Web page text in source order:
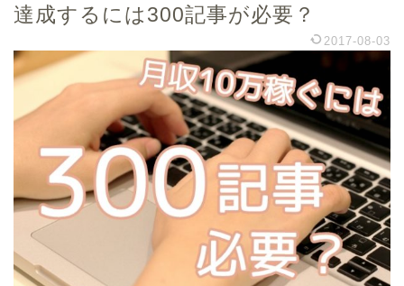
達成するには300記事が必要？
2017-08-03